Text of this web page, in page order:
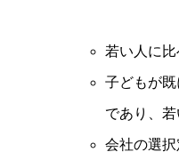
若い人に比
子どもが
であり、若
会社の選